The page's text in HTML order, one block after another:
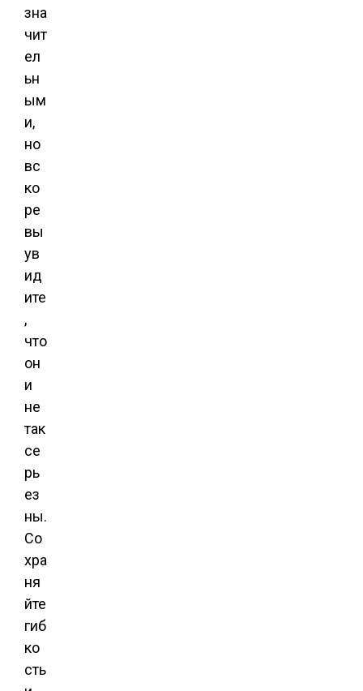
зна
чит
ел
ьн
ым
и,
но
вс
ко
ре
вы
ув
ид
ите
,
что
он
и
не
так
се
рь
ез
ны.
Со
хра
ня
йте
гиб
ко
сть